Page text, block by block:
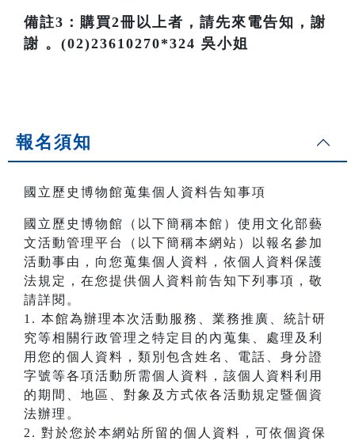
備註3：購買2冊以上者，請先來電告知，謝
謝 。(02)23610270*324 吳小姐
報名須知
國立歷史博物館蒐集個人資料告知事項
國立歷史博物館（以下簡稱本館）使用文化部藝
文活動管理平台（以下簡稱本網站）以報名參加
活動事由，向您蒐集個人資料，依個人資料保護
法規定，在您提供個人資料前告知下列事項，敬
請詳閱。
1. 本館為辦理本次活動服務、業務推廣、統計研
究等相關行政管理之特定目的內蒐集、處理及利
用您的個人資料，類別包含姓名、電話、身分證
字號等各項活動所需個人資料，該個人資料利用
的期間、地區、對象及方式依各活動規定暨個資
法辦理。
2. 對於您於本網站所留的個人資料，可依個資保